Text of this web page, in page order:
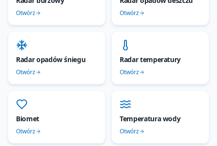
Otwórz Otwórz
Radar opadów śniegu
Otwórz
Radar temperatury
Otwórz
Biomet
Otwórz
Temperatura wody
Otwórz